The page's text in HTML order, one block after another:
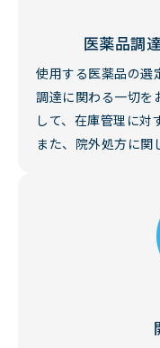
医薬品調
使用する医薬品の選
調達に関わる一切を
して、在庫管理に対
また、院外処方に関